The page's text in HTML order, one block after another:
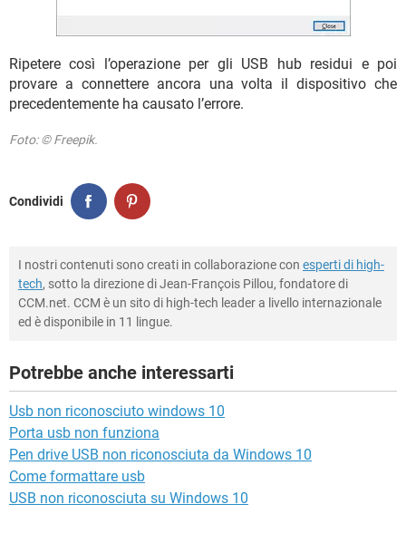
Ripetere così l’operazione per gli USB hub residui e poi
provare a connettere ancora una volta il dispositivo che
precedentemente ha causato l’errore.
Foto: © Freepik.
Condividi
I nostri contenuti sono creati in collaborazione con esperti di high-
tech, sotto la direzione di Jean-François Pillou, fondatore di
CCM.net. CCM è un sito di high-tech leader a livello internazionale
ed è disponibile in 11 lingue.
Potrebbe anche interessarti
Usb non riconosciuto windows 10
Porta usb non funziona
Pen drive USB non riconosciuta da Windows 10
Come formattare usb
USB non riconosciuta su Windows 10